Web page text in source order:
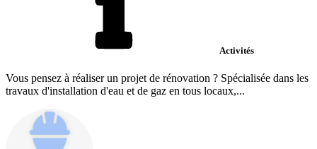
Activités
Vous pensez à réaliser un projet de rénovation ? Spécialisée dans les
travaux d'installation d'eau et de gaz en tous locaux,...